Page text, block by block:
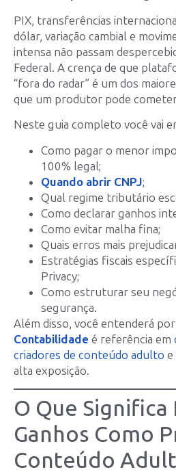
PIX, transferências
dólar, variação cambial e
intensa não passam
Federal. A crença de que
“fora do radar” é um dos
que um produtor pode
Neste guia completo você vai
Como pagar o menor
100% legal;
Quando abrir CNPJ;
Qual regime tributário
Como declarar ganhos
Como evitar malha fina;
Quais erros mais
Estratégias fiscais
Privacy;
Como estruturar seu
segurança.
Além disso, você entenderá por
Contabilidade é referência em
criadores de conteúdo adulto e
alta exposição.
O Que
Ganhos Como
Conteúdo